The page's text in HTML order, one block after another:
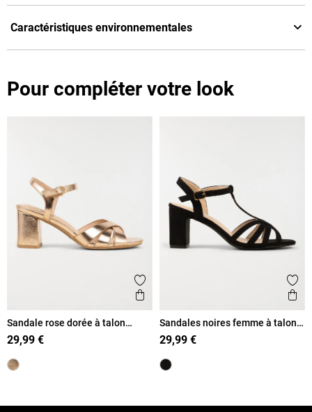
Caractéristiques environnementales
Pour compléter votre look
Ajouter aux favoris
Aperçu rapide
Sandale rose dorée à talon
femme (36-41)
29,99 €
Sandales noires femme à talons
(36-41)
29,99 €